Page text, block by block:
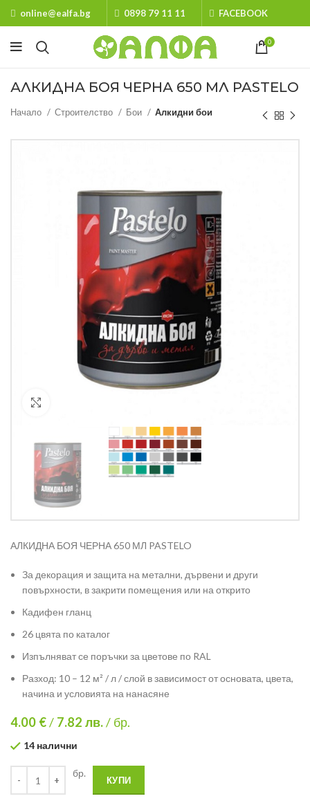
online@ealfa.bg 0898 79 11 11 FACEBOOK
0
АЛКИДНА БОЯ ЧЕРНА 650 МЛ PASTELO
Начало Строителство Бои Алкидни бои
АЛКИДНА БОЯ ЧЕРНА 650 МЛ PASTELO
За декорация и защита на метални, дървени и други
повърхности, в закрити помещения или на открито
Кадифен гланц
26 цвята по каталог
Изпълняват се поръчки за цветове по RAL
Разход: 10 – 12 м² / л / слой в зависимост от основата, цвета,
начина и условията на нанасяне
4.00 €/ 7.82 лв./ бр.
14 налични
бр.
КУПИ